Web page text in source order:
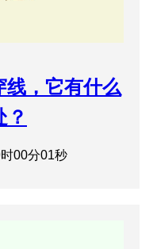
线，它有什么
？
00分01秒